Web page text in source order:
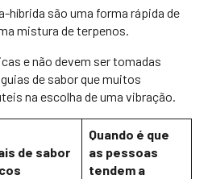
são uma forma rápida de
mistura de terpenos.
e não devem ser tomadas
de sabor que muitos
na escolha de uma vibração.
de sabor
Quando é que
as pessoas
tendem a